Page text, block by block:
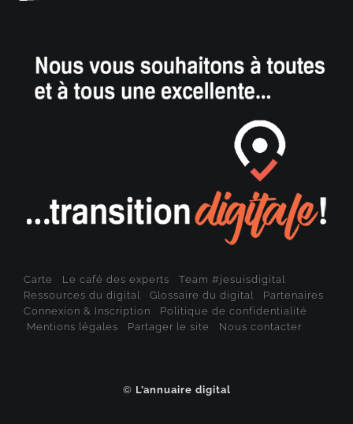
Carte Le café des experts
Team #jesuisdigital
Ressources du digital
Glossaire du digital
Partenaires
Connexion & Inscription
Politique de confidentialité
Mentions légales
Partager le site Nous contacter
© L’annuaire digital